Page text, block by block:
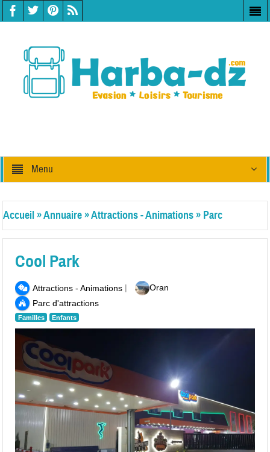
Menu
Accueil»Annuaire»Attractions - Animations» Parc
Cool Park
Attractions - Animations|
Parc d'attractions
Familles Enfants
Oran